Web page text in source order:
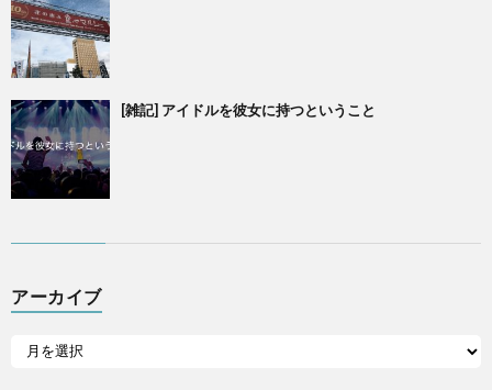
[雑記] アイドルを彼女に持つということ
アーカイブ